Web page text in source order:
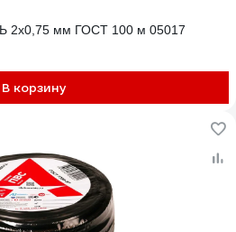
2х0,75 мм ГОСТ 100 м 05017
В корзину